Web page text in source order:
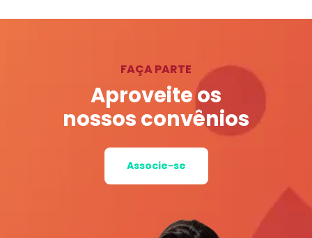
FAÇA PARTE
Aproveite os
nossos convênios
Associe-se